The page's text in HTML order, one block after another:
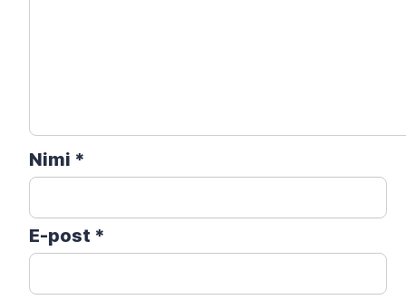
Nimi *
E-post *